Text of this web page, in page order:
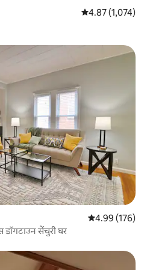
औसत रेटिंग 5 में से
4.87 (1,074)
औसत रेटिंग 5 में से
4.99 (176)
सेंचुरी घर